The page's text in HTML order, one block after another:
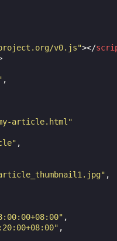
v0.js"></
,
article.html"
,
,
,
,